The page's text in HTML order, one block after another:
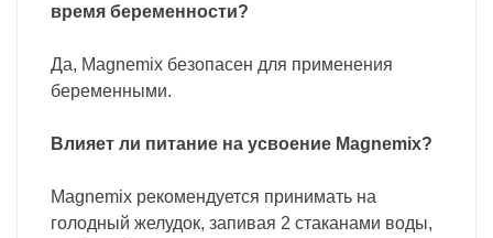
время беременности?
Да, Magnemix безопасен для применения
беременными.
Влияет ли питание на усвоение Magnemix?
Magnemix рекомендуется принимать на
голодный желудок, запивая 2 стаканами воды,